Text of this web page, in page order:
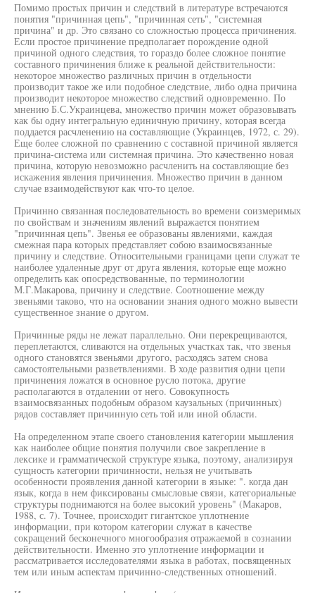
Помимо простых причин и следствий в литературе встречаются
понятия "причинная цепь", "причинная сеть", "системная
причина" и др. Это связано со сложностью процесса причинения.
Если простое причинение предполагает порождение одной
причиной одного следствия, то гораздо более сложное понятие
составного причинения ближе к реальной действительности:
некоторое множество различных причин в отдельности
производит такое же или подобное следствие, либо одна причина
производит некоторое множество следствий одновременно. По
мнению Б.С.Украинцева, множество причин может образовывать
как бы одну интегральную единичную причину, которая всегда
поддается расчленению на составляющие (Украинцев, 1972, с. 29).
Еще более сложной по сравнению с составной причиной является
причина-система или системная причина. Это качественно новая
причина, которую невозможно расчленить на составляющие без
искажения явления причинения. Множество причин в данном
случае взаимодействуют как что-то целое.
Причинно связанная последовательность во времени соизмеримых
по свойствам и значениям явлений выражается понятием
"причинная цепь". Звенья ее образованы явлениями, каждая
смежная пара которых представляет собою взаимосвязанные
причину и следствие. Относительными границами цепи служат те
наиболее удаленные друг от друга явления, которые еще можно
определить как опосредствованные, по терминологии
М.Г.Макарова, причину и следствие. Соотношение между
звеньями таково, что на основании знания одного можно вывести
существенное знание о другом.
Причинные ряды не лежат параллельно. Они перекрещиваются,
переплетаются, сливаются на отдельных участках так, что звенья
одного становятся звеньями другого, расходясь затем снова
самостоятельными разветвлениями. В ходе развития одни цепи
причинения ложатся в основное русло потока, другие
располагаются в отдалении от него. Совокупность
взаимосвязанных подобным образом каузальных (причинных)
рядов составляет причинную сеть той или иной области.
На определенном этапе своего становления категории мышления
как наиболее общие понятия получили свое закрепление в
лексике и грамматической структуре языка, поэтому, анализируя
сущность категории причинности, нельзя не учитывать
особенности проявления данной категории в языке: ". когда дан
язык, когда в нем фиксированы смысловые связи, категориальные
структуры поднимаются на более высокий уровень" (Макаров,
1988, с. 7). Точнее, происходит гигантское уплотнение
информации, при котором категории служат в качестве
сокращений бесконечного многообразия отражаемой в сознании
действительности. Именно это уплотнение информации и
рассматривается исследователями языка в работах, посвященных
тем или иным аспектам причинно-следственных отношений.